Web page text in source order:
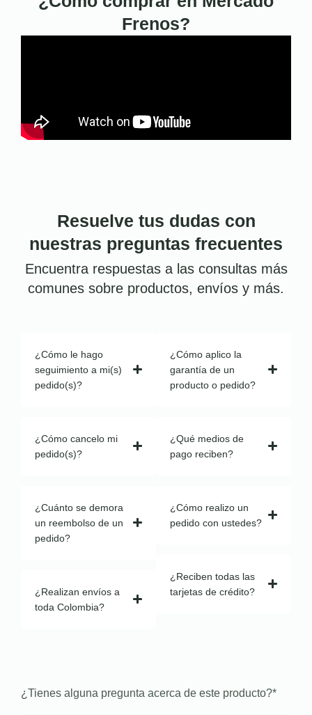
Frenos?
Resuelve tus dudas con
nuestras preguntas frecuentes
Encuentra respuestas a las consultas más
comunes sobre productos, envíos y más.
¿Cómo le hago
seguimiento a mi(s)
pedido(s)?
¿Cómo cancelo mi
pedido(s)?
¿Cuánto se demora
un reembolso de un
pedido?
¿Realizan envíos a
toda Colombia?
¿Cómo aplico la
garantía de un
producto o pedido?
¿Qué medios de
pago reciben?
¿Cómo realizo un
pedido con ustedes?
¿Reciben todas las
tarjetas de crédito?
¿Tienes alguna pregunta acerca de este producto?*